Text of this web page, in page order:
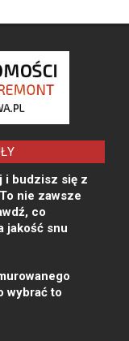
i budzisz się z
nie zawsze
co
jakość snu
wybrać to